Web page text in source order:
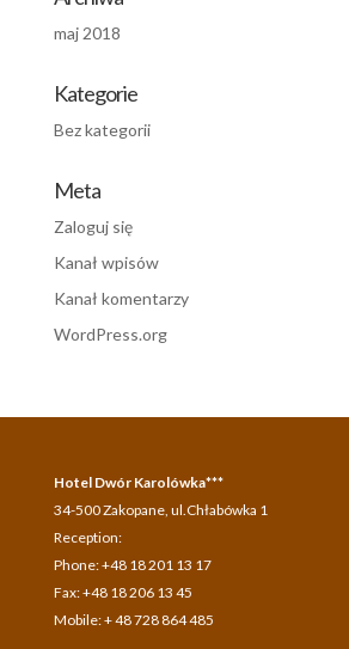
maj 2018
Kategorie
Bez kategorii
Meta
Zaloguj się
Kanał wpisów
Kanał komentarzy
WordPress.org
Hotel Dwór Karolówka***
34-500 Zakopane, ul.Chłabówka 1
Reception:
Phone: +48 18 201 13 17
Fax: +48 18 206 13 45
Mobile: + 48 728 864 485